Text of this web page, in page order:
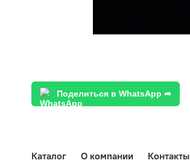
Поделиться в WhatsApp ➦
Каталог О компании Контакты